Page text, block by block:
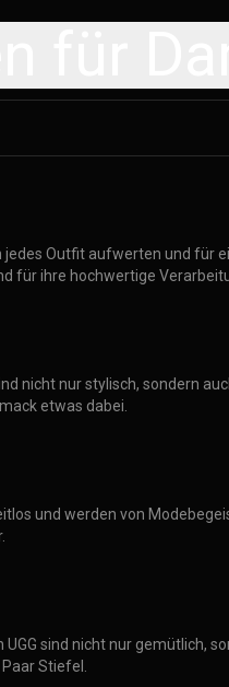
Outfit aufwerten und für
für ihre hochwertige
nicht nur stylisch, sondern
etwas dabei.
und werden von
sind nicht nur gemütlich,
Stiefel.